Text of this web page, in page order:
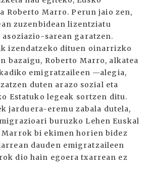
Roberto Marro. Perun jaio zen,
zuzenbidean lizentziatu
sarean garatzen.
izendatzeko dituen oinarrizko
bazaigu, Roberto Marro, alkatea
emigratzaileen —alegia,
duten arazo sozial eta
Estatuko legeak sortzen ditu.
jarduera-eremu zabala dutela,
buruzko Lehen Euskal
bi ekimen horien bidez
dauden emigratzaileen
dio hain egoera txarrean ez